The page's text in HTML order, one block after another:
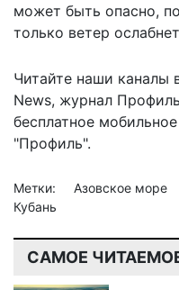
может быть опасно,
только ветер
Читайте наши каналы
News, журнал Профиль
бесплатное мобильное
"Профиль".
Метки: Азовское море
Кубань
САМОЕ